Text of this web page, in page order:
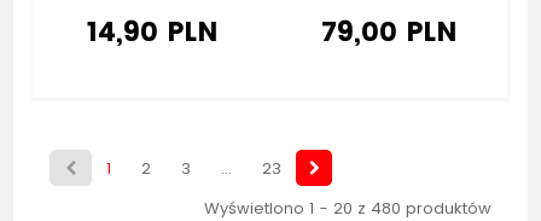
14,90 PLN 79,00 PLN
1 2 3 ...
23
Wyświetlono 1 - 20 z 480 produktów